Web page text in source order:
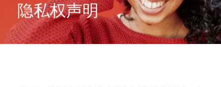
隐私权声明